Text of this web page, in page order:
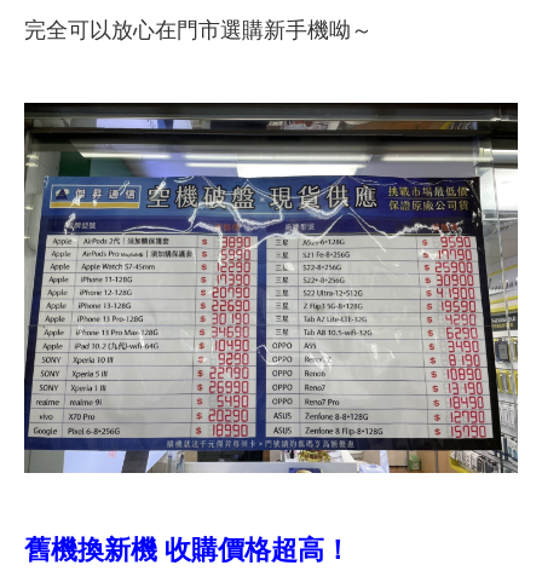
完全可以放心在門市選購新手機呦～
舊機換新機 收購價格超高！